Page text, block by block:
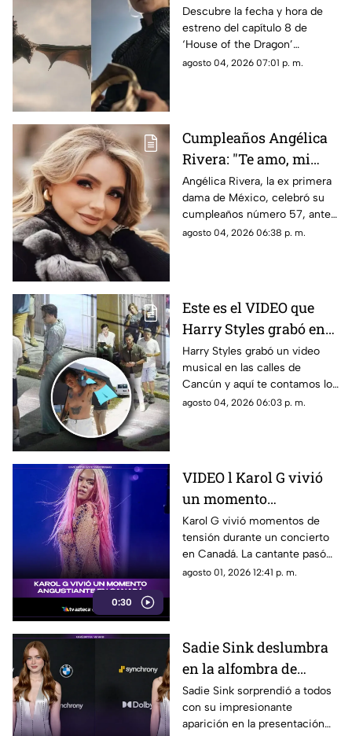
estrena el ÚLTIMO
capítulo de la
temporada 3 de La Casa
del Dragón en México?
Descubre la fecha y hora de
estreno del capítulo 8 de
‘House of the Dragon’
temporada 3 en México. Todos
agosto 04, 2026 07:01 p. m.
Cumpleaños Angélica
Rivera: "Te amo, mi
Gaviota", uno de los
mensajes a la ex
primera dama
Angélica Rivera, la ex primera
dama de México, celebró su
cumpleaños número 57, ante
esto las muestras de cariño no
agosto 04, 2026 06:38 p. m.
Este es el VIDEO que
Harry Styles grabó en
Cancún: ¿En qué zonas
de Quintana Roo filmó
el cantante el videoclip
de ‘Lights Up’?
Harry Styles grabó un video
musical en las calles de
Cancún y aquí te contamos los
detalles de la grabación, así
agosto 04, 2026 06:03 p. m.
0:30
VIDEO l Karol G vivió
un momento
angustiante durante
una presentación en
Canadá
Karol G vivió momentos de
tensión durante un concierto
en Canadá. La cantante pasó
un gran susto en plena
agosto 01, 2026 12:41 p. m.
Sadie Sink deslumbra
en la alfombra de
'Spider-Man: Brand
New Day'
Sadie Sink sorprendió a todos
con su impresionante
aparición en la presentación